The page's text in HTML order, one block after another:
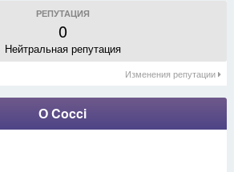
РЕПУТАЦИЯ
0
Нейтральная репутация
Изменения репутации
О Cocci